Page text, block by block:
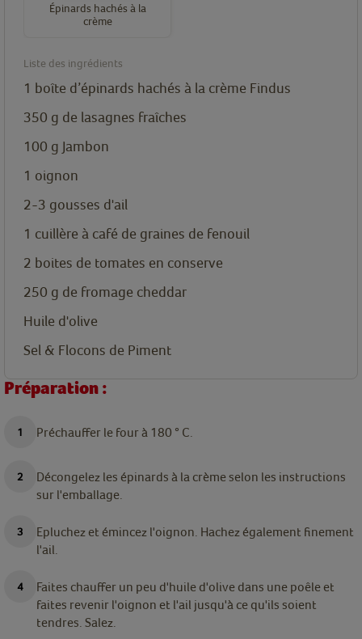
Épinards hachés à la
crème
Liste des ingrédients
1 boîte d’épinards hachés à la crème Findus
350 g de lasagnes fraîches
100 g Jambon
1 oignon
2-3 gousses d'ail
1 cuillère à café de graines de fenouil
2 boites de tomates en conserve
250 g de fromage cheddar
Huile d'olive
Sel & Flocons de Piment
Préparation :
Préchauffer le four à 180 ° C.
Décongelez les épinards à la crème selon les instructions
sur l'emballage.
Epluchez et émincez l'oignon. Hachez également finement
l'ail.
Faites chauffer un peu d'huile d'olive dans une poêle et
faites revenir l'oignon et l'ail jusqu'à ce qu'ils soient
tendres. Salez.